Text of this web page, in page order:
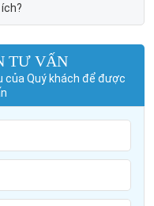
TƯ VẤN
của Quý khách để được